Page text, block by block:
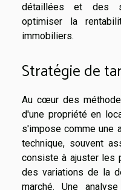
détaillées et des
optimiser la
immobiliers.
Stratégie de
Au cœur des
d'une propriété en
s'impose comme une
technique, souvent
consiste à ajuster les
des variations de la
marché. Une